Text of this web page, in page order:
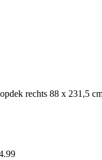
rechts 88 x 231,5